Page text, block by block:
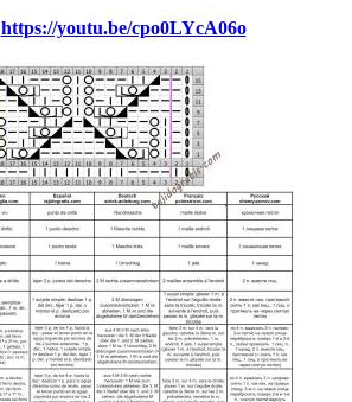
https://youtu.be/cpo0LYcA06o